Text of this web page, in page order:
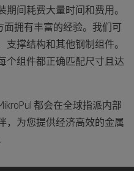
间耗费大量时间和费用。
面拥有丰富的经验。我们可
撑结构和其他钢制组件。
个组件都正确匹配尺寸且达
都会在全球指派内部
，为您提供经济高效的金属